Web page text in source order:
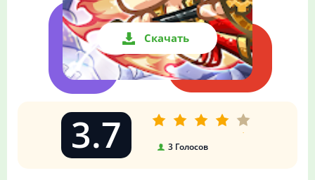
Скачать
3.7 3Голосов